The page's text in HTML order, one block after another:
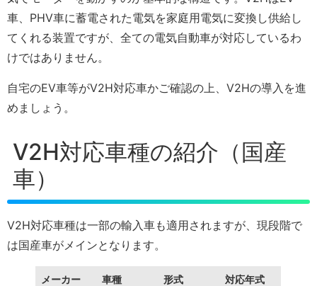
車、PHV車に蓄電された電気を家庭用電気に変換し供給し
てくれる装置ですが、全ての電気自動車が対応しているわ
けではありません。
自宅のEV車等がV2H対応車かご確認の上、V2Hの導入を進
めましょう。
V2H対応車種の紹介（国産
車）
V2H対応車種は一部の輸入車も適用されますが、現段階で
は国産車がメインとなります。
メーカー 車種 形式 対応年式